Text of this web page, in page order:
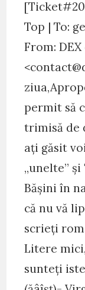
Top | To:
From:
permit să
trimisă de
ați găsit
„unelte”
Bășini în
că nu vă
scrieți
Litere
sunteți